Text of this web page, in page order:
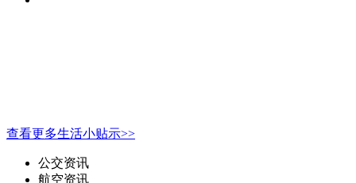
查看更多生活小贴示>>
公交资讯
航空资讯